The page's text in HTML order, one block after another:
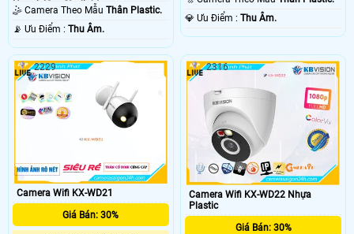
Ngoại 40m Starlight.
🤹 Camera Theo Mẫu Thân Plastic.
️📡 Ưu Điểm : Thu Âm.
️💎 Ưu Điểm :Thu Âm.
Camera Wifi KX-WD21
Giá Bán: 30%
2229
Camera Wifi KX-WD22 Nhựa
Plastic
Giá Bán: 30%
2316